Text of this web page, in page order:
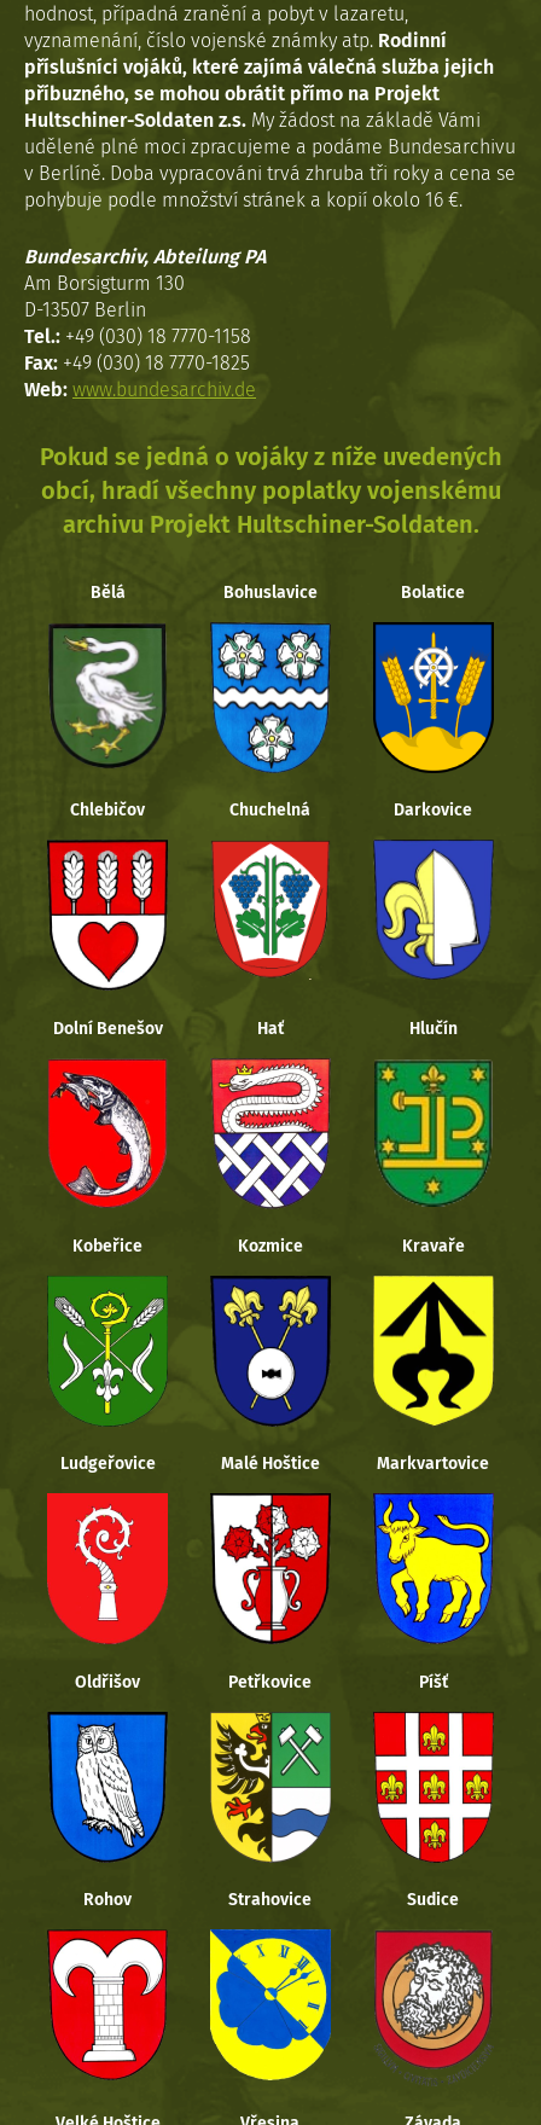
hodnost, případná zranění a pobyt v lazaretu,
vyznamenání, číslo vojenské známky atp. Rodinní
příslušníci vojáků, které zajímá válečná služba jejich
příbuzného, se mohou obrátit přímo na Projekt
Hultschiner-Soldaten z.s. My žádost na základě Vámi
udělené plné moci zpracujeme a podáme Bundesarchivu
v Berlíně. Doba vypracováni trvá zhruba tři roky a cena se
pohybuje podle množství stránek a kopií okolo 16 €.
Bundesarchiv, Abteilung PA
Am Borsigturm 130
D-13507 Berlin
Tel.: +49 (030) 18 7770-1158
Fax: +49 (030) 18 7770-1825
Web: www.bundesarchiv.de
Pokud se jedná o vojáky z níže uvedených
obcí, hradí všechny poplatky vojenskému
archivu Projekt Hultschiner-Soldaten.
Bělá Bohuslavice Bolatice
Chlebičov Chuchelná Darkovice
Dolní Benešov Hať Hlučín
Kobeřice Kozmice Kravaře
Ludgeřovice Malé Hoštice Markvartovice
Oldřišov Petřkovice Píšť
Rohov Strahovice Sudice